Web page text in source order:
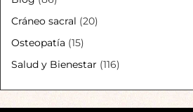
Cráneo sacral (20)
Osteopatía (15)
Salud y Bienestar (116)